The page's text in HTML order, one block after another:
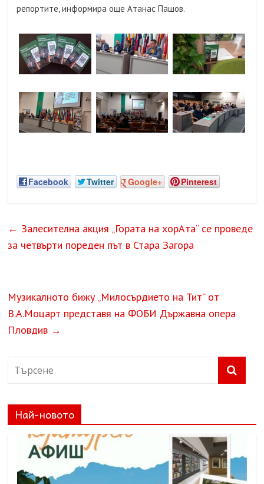
репортите, информира още Атанас Пашов.
Facebook Twitter Google+ Pinterest
← Залесителна акция „Гората на хорАта“ се проведе
за четвърти пореден път в Стара Загора
Музикалното бижу „Милосърдието на Тит” от
В.А.Моцарт представя на ФОБИ Държавна опера
Пловдив →
Най-новото